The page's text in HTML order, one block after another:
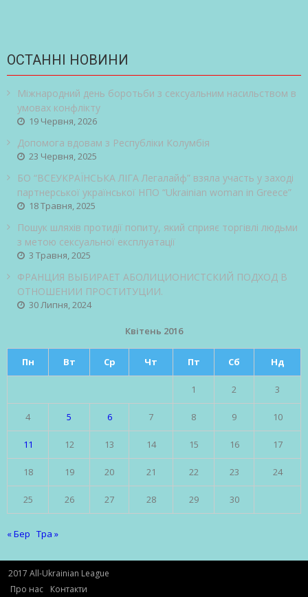
ОСТАННІ НОВИНИ
Міжнародний день боротьби з сексуальним насильством в
умовах конфлікту
19 Червня, 2026
Допомога вдовам з Республіки Колумбія
23 Червня, 2025
БО “ВСЕУКРАЇНСЬКА ЛІГА Легалайф” взяла участь у заході
партнерської української НПО “Ukrainian woman in Greece”
18 Травня, 2025
Пошук шляхів протидії попиту, який сприяє торгівлі людьми
з метою сексуальної експлуатації
3 Травня, 2025
ФРАНЦИЯ ВЫБИРАЕТ АБОЛИЦИОНИСТСКИЙ ПОДХОД В
ОТНОШЕНИИ ПРОСТИТУЦИИ.
30 Липня, 2024
Квітень 2016
Пн Вт Ср Чт Пт Сб Нд
1 2 3
4 5 6 7 8 9 10
11 12 13 14 15 16 17
18 19 20 21 22 23 24
25 26 27 28 29 30
« Бер Тра »
2017 All-Ukrainian League
Про нас
Контакти